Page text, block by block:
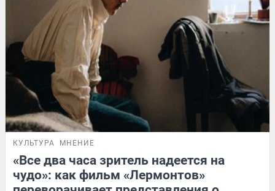
КУЛЬТУРА МНЕНИЕ
«Все два часа зритель надеется на
чудо»: как фильм «Лермонтов»